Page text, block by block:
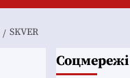
SKVER
Соцмережі